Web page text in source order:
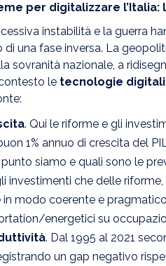
per digitalizzare l’Italia:
instabilità e la guerra
di una fase inversa. La
sovranità nazionale, a
le tecnologie digitali
. Qui le riforme e gli
1% annuo di crescita del
siamo e quali sono le
investimenti che delle
modo coerente e
energetici su
. Dal 1995 al 2021
un gap negativo